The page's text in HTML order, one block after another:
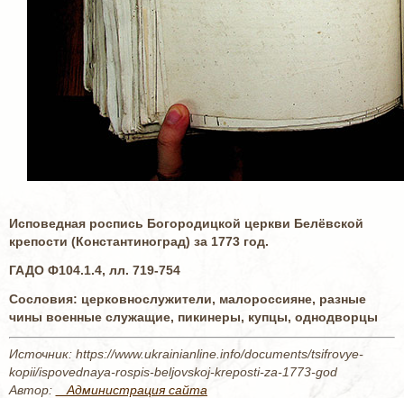
Исповедная роспись Богородицкой церкви Белёвской
крепости (Константиноград) за 1773 год.
ГАДО Ф104.1.4, лл. 719-754
Сословия: церковнослужители, малороссияне, разные
чины военные служащие, пикинеры, купцы, однодворцы
Источник: https://www.ukrainianline.info/documents/tsifrovye-
kopii/ispovednaya-rospis-beljovskoj-kreposti-za-1773-god
Автор:
_ Администрация сайта